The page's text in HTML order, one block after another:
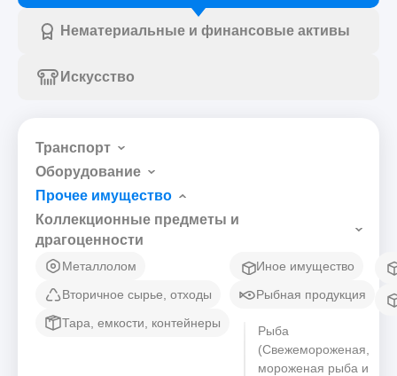
Нематериальные и финансовые активы
Искусство
Транспорт
Оборудование
Прочее имущество
Коллекционные предметы и
драгоценности
Металлолом
Вторичное сырье, отходы
Тара, емкости, контейнеры
Иное имущество
Рыбная продукция
Рыба
(Свежемороженая,
мороженая рыба и